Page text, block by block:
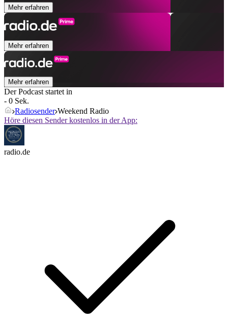
Mehr erfahren
Mehr erfahren
Mehr erfahren
Der Podcast startet in
- 0 Sek.
Radiosender Weekend Radio
Höre diesen Sender kostenlos in der App:
radio.de